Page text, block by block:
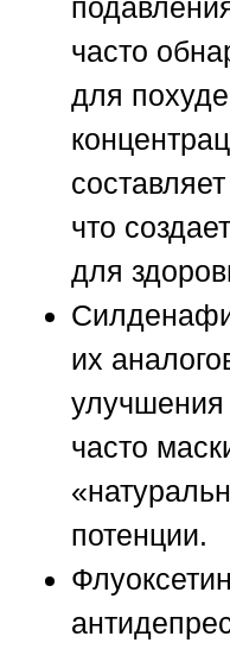
часто
для
что
для
их
улучшения
часто
потенции.